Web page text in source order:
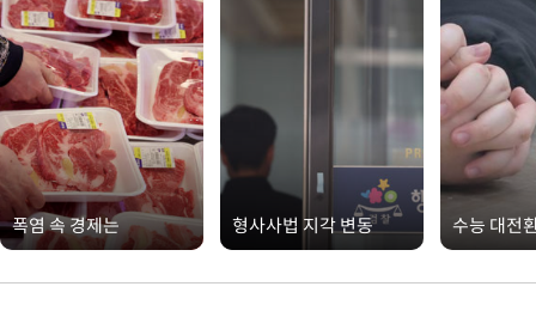
폭염 속 경제는 형사사법 지각 변동 수능 대전